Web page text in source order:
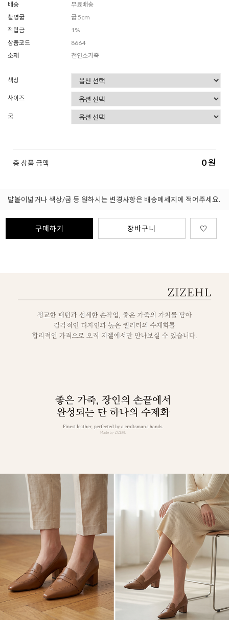
배송
무료배송
촬영굽
굽 5cm
적립금
1%
상품코드
8664
소재
천연소가죽
색상
사이즈
굽
총 상품 금액 0원
발볼이넓거나 색상/굽 등 원하시는 변경사항은 배송메세지에 적어주세요.
구매하기 장바구니 ♡